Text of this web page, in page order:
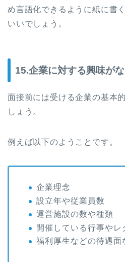
め言語化できるように紙に書
いいでしょう。
15.企業に対する興味が
面接前には受ける企業の基本
しょう。
例えば以下のようことです。
企業理念
設立年や従業員数
運営施設の数や種類
開催している行事やレ
福利厚生などの待遇面